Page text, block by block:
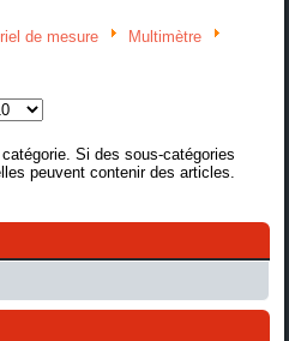
de mesure
Multimètre
Si des sous-catégories
peuvent contenir des articles.